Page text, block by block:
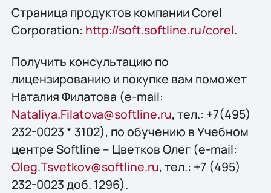
Страница продуктов компании Corel
Corporation: http://soft.softline.ru/corel.
Получить конcультацию по
лицензированию и покупке вам поможет
Наталия Филатова (e-mail:
Nataliya.Filatova@softline.ru, тел.: +7(495)
232-0023 * 3102), по обучению в Учебном
центре Softline – Цветков Олег (e-mail:
Oleg.Tsvetkov@softline.ru, тел.: +7 (495)
232-0023 доб. 1296).